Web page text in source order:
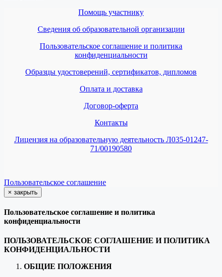
Помощь участнику
Сведения об образовательной организации
Пользовательское соглашение и политика
конфиденциальности
Образцы удостоверений, сертификатов, дипломов
Оплата и доставка
Договор-оферта
Контакты
Лицензия на образовательную деятельность Л035-01247-
71/00190580
Пользовательское соглашение
× закрыть
Пользовательское соглашение и политика
конфиденциальности
ПОЛЬЗОВАТЕЛЬСКОЕ СОГЛАШЕНИЕ И ПОЛИТИКА
КОНФИДЕНЦИАЛЬНОСТИ
ОБЩИЕ ПОЛОЖЕНИЯ